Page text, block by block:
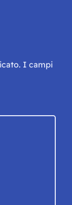
I campi